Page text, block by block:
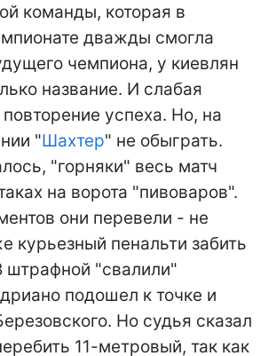
команды, которая в
дважды смогла
чемпиона, у киевлян
название. И слабая
успеха. Но, на
"Шахтер" не обыграть.
"горняки" весь матч
на ворота "пивоваров".
они перевели - не
курьезный пенальти забить
штрафной "свалили"
подошел к точке и
Но судья сказал
11-метровый, так как